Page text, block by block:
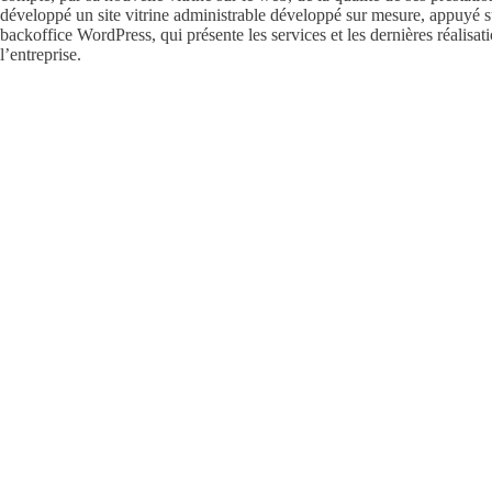
développé un site vitrine administrable développé sur mesure, appuyé
backoffice WordPress, qui présente les services et les dernières
l’entreprise.